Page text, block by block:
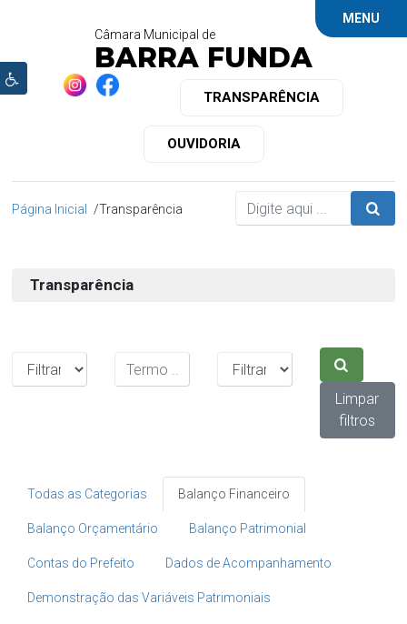
MENU
Câmara Municipal de
BARRA FUNDA
TRANSPARÊNCIA
OUVIDORIA
Página Inicial Transparência
Transparência
Limpar
filtros
Todas as Categorias Balanço Financeiro
Balanço Orçamentário Balanço Patrimonial
Contas do Prefeito Dados de Acompanhamento
Demonstração das Variáveis Patrimoniais